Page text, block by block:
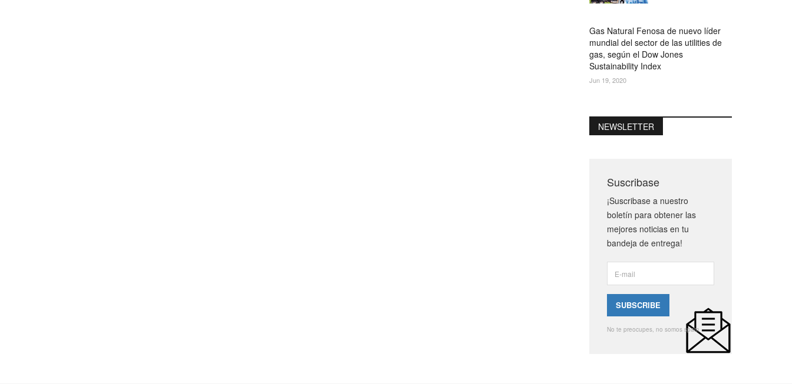
Gas Natural Fenosa de nuevo líder
mundial del sector de las utilities de
gas, según el Dow Jones
Sustainability Index
Jun 19, 2020
NEWSLETTER
Suscribase
¡Suscribase a nuestro
boletín para obtener las
mejores noticias en tu
bandeja de entrega!
No te preocupes, no somos spam